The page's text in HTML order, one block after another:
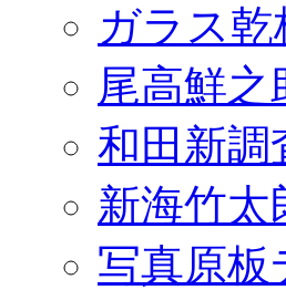
ガラス乾
尾高鮮
和田新調
新海竹太
写真原板